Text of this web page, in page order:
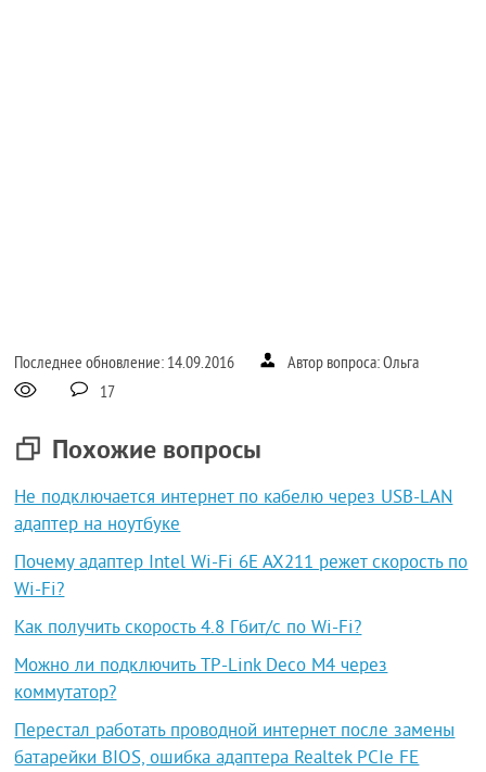
Последнее обновление: 14.09.2016
Автор вопроса: Ольга
17
Похожие вопросы
Не подключается интернет по кабелю через USB-LAN
адаптер на ноутбуке
Почему адаптер Intel Wi-Fi 6E AX211 режет скорость по
Wi-Fi?
Как получить скорость 4.8 Гбит/с по Wi-Fi?
Можно ли подключить TP-Link Deco M4 через
коммутатор?
Перестал работать проводной интернет после замены
батарейки BIOS, ошибка адаптера Realtek PCIe FE